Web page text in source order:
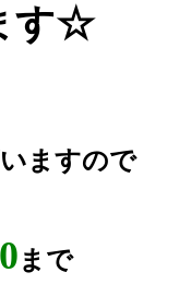
す☆
ますので
まで